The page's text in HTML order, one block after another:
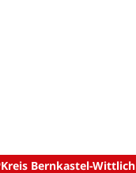
Kreis Bernkastel-Wittlich